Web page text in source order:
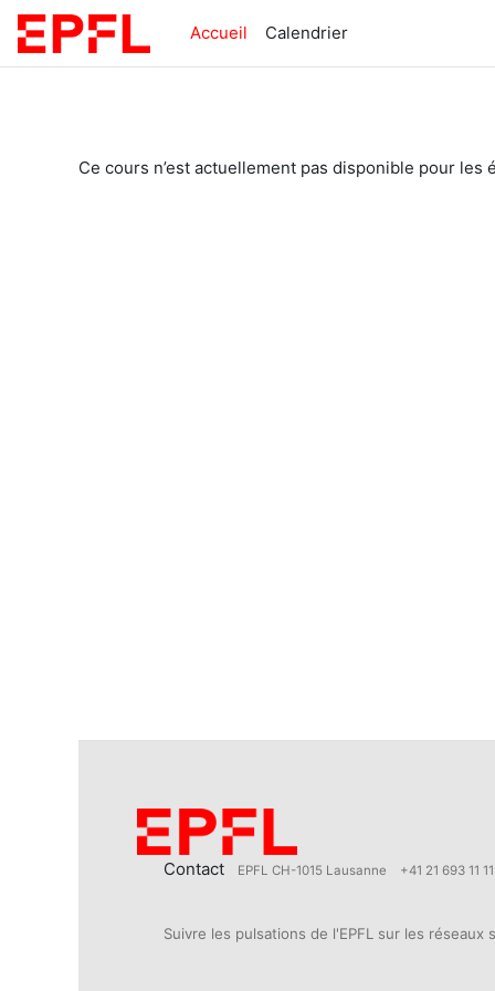
Passer au contenu principal
Accueil
Calendrier
Ce cours n’est actuellement pas disponible pour les
Contact EPFL CH-1015 Lausanne +41 21 693 11 11
Suivre les pulsations de l'EPFL sur les réseaux